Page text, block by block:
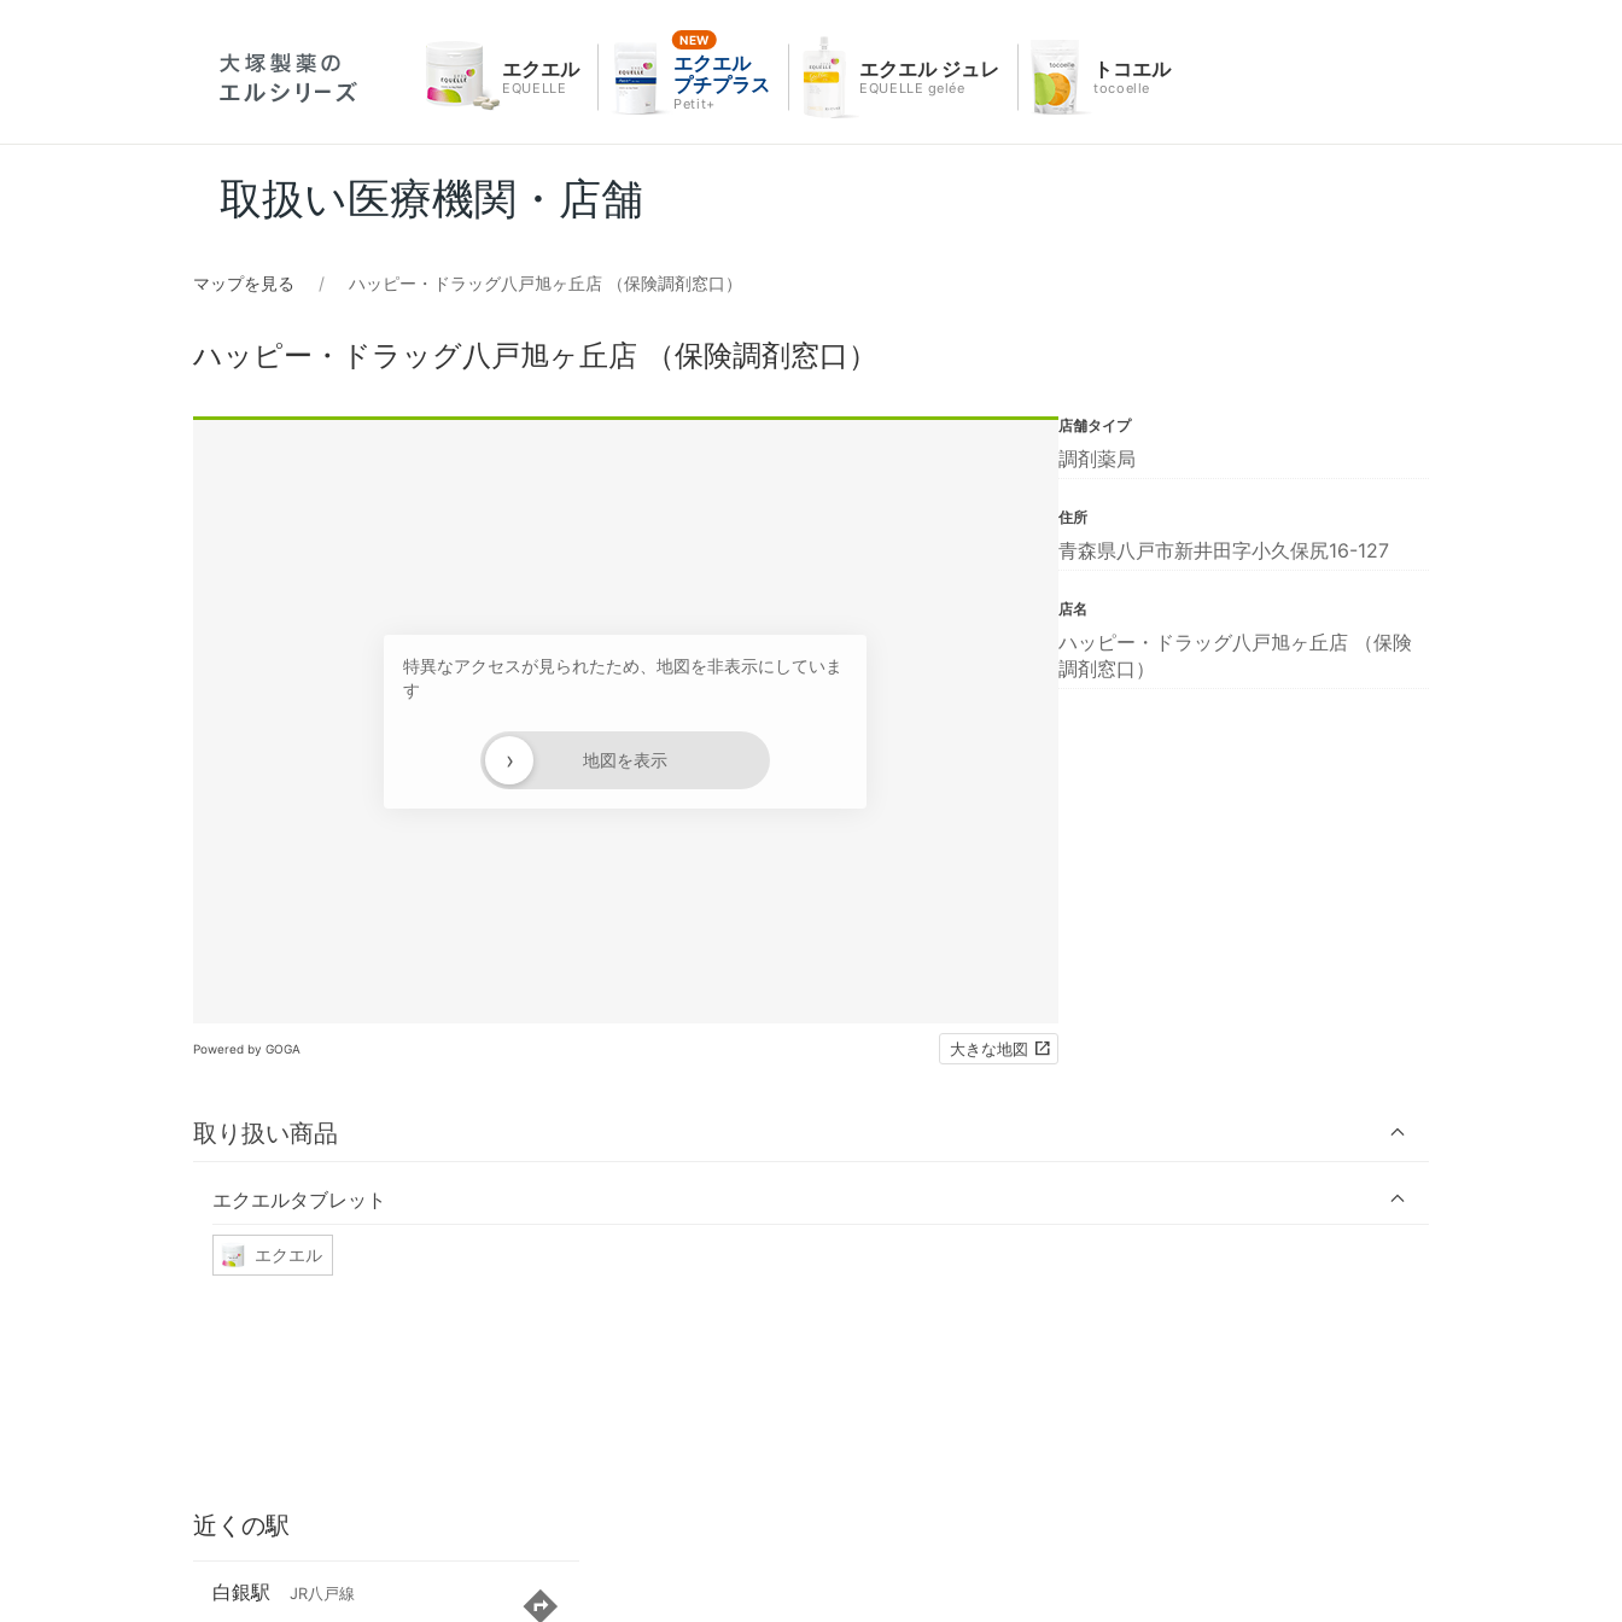
エクエル
EQUELLE
エクエル
プチプラス
Petit+
エクエル ジュレ
EQUELLE gelée
トコエル
tocoelle
取扱い医療機関・店舗
マップを見る ハッピー・ドラッグ八戸旭ヶ丘店 （保険調剤窓口）
ハッピー・ドラッグ八戸旭ヶ丘店 （保険調剤窓口）
特異なアクセスが見られたため、地図を非表示にしていま
す
地図を表示
›
Powered by GOGA 大きな地図
取り扱い商品
エクエルタブレット
エクエル
店舗タイプ
調剤薬局
住所
青森県八戸市新井田字小久保尻16-127
店名
ハッピー・ドラッグ八戸旭ヶ丘店 （保険
調剤窓口）
近くの駅
白銀駅 JR八戸線